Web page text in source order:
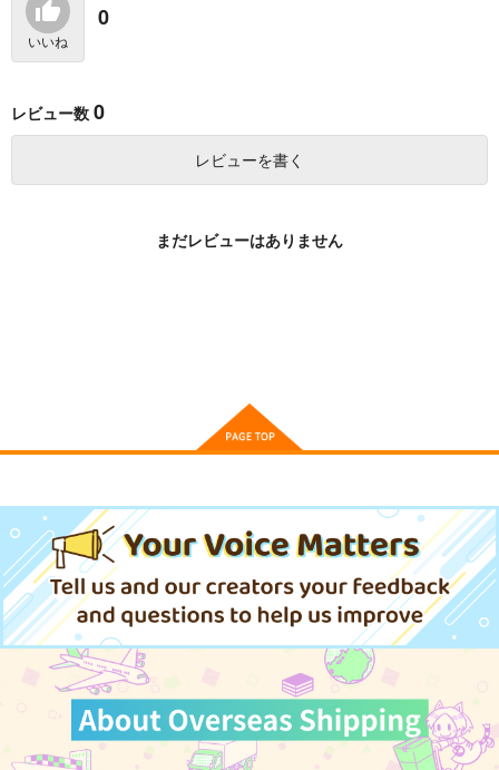
異世界サイハテ温泉紀
幼なじみが謎解きをし
江戸前エルフ 13
792円（税込）
666DOPES
KADOKAWA
946円（税込）
オレが私になるまで 6
KADOKAWA
（税込）
いいね
0
レビュー数 0
レビューを書く
まだレビューはありません